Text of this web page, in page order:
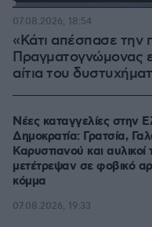
«Κάτι απέσπασε την
Πραγματογνώμονας
αίτια του
07.08.2026, 18:54
Νέες καταγγελίες στην
Δημοκρατία: Γρατσία,
Καρυστιανού και αυλικοί
μετέτρεψαν σε φοβικό
κόμμα
07.08.2026, 19:33